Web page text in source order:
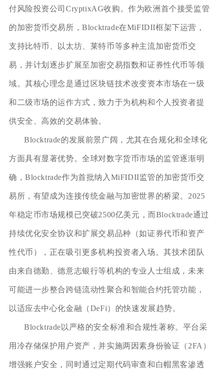
付风险投资公司CryptixAG收购。作为欧洲首个接受监管
的加密货币交易所，Blocktrade在MiFIDII框架下运营，
支持比特币、以太坊、莱特币等多种主流加密货币交
易，并计划逐步扩展至加密交易指数和证券性代币等领
域。其核心理念是通过区块链技术改变资本市场在一级
和二级市场的运作方式，致力于为机构和个人投资者提
供安全、高效的交易体验。
Blocktrade的发展前景广阔，尤其在合规化和全球化
方面具有显著优势。全球对数字货币市场的监管逐渐明
确，Blocktrade作为首批纳入MiFIDII监管的加密货币交
易所，有望成为连接传统金融与加密世界的桥梁。2025
年稳定币市场规模已突破2500亿美元，而Blocktrade通过
持续优化安全协议和扩展交易品种（如证券代币和资产
性代币），正在吸引更多机构投资者入场。其技术团队
由来自德勤、德意志银行等机构的专业人士组成，未来
可能进一步整合跨链流动性聚合和智能合约托管功能，
以适应去中心化金融（DeFi）的快速发展趋势。
Blocktrade以严格的安全标准和合规性著称。平台采
用冷存储保护用户资产，并实施两因素身份验证（2FA）
增强账户安全，同时通过定期代码审查和白帽黑客渗透